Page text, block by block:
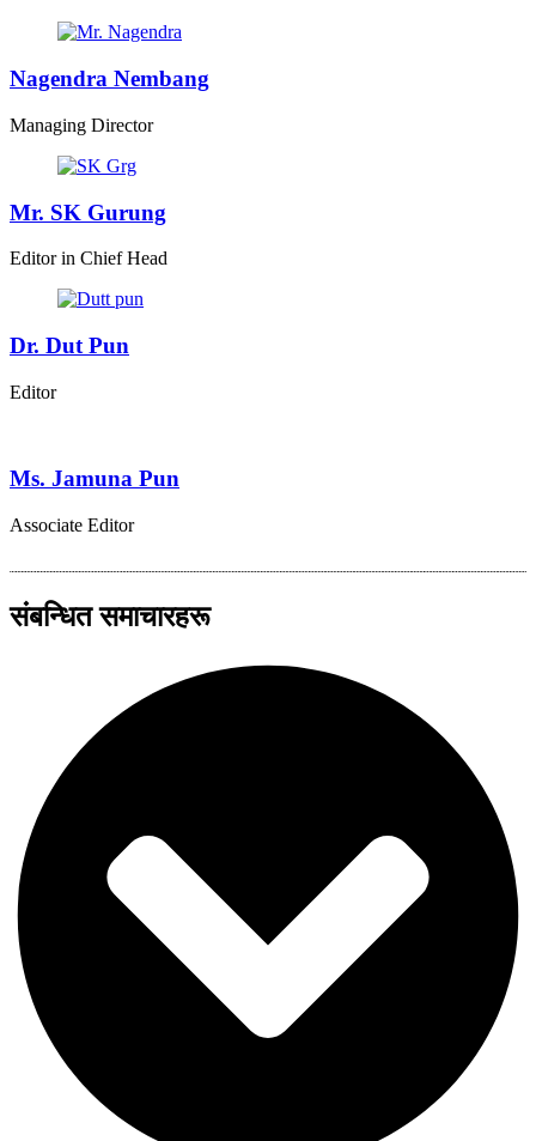
Nagendra Nembang
Managing Director
Mr. SK Gurung
Editor in Chief Head
Dr. Dut Pun
Editor
Ms. Jamuna Pun
Associate Editor
संबन्धित समाचारहरू